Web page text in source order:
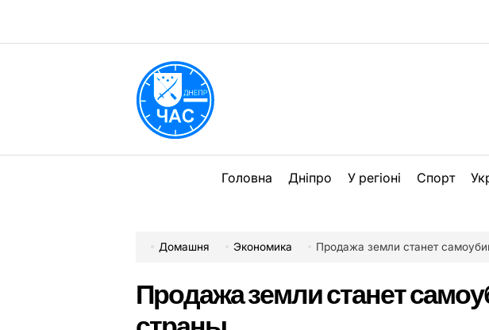
вмісту
Головна Дніпро У регіоні Спорт
Домашня Экономика Продажа земли станет
Продажа земли станет